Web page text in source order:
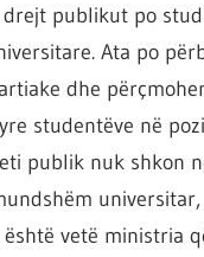
publikut po
Ata po
dhe
studentëve në
publik nuk shkon
vetë ministria